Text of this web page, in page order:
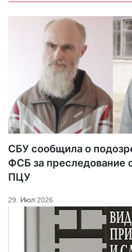
СБУ сообщила о
ФСБ за преследование
ПЦУ
29. Июл 2026